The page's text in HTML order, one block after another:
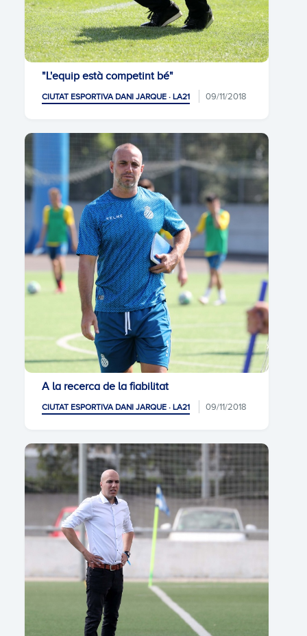
"L'equip està competint bé"
CIUTAT ESPORTIVA DANI JARQUE · LA21 09/11/2018
A la recerca de la fiabilitat
CIUTAT ESPORTIVA DANI JARQUE · LA21 09/11/2018